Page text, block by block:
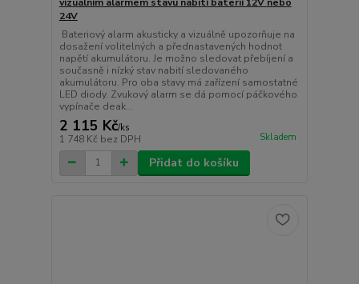
24V
Bateriový alarm akusticky a vizuálně upozorňuje na
dosažení volitelných a přednastavených hodnot
napětí akumulátoru. Je možno sledovat přebíjení a
současně i nízký stav nabití sledovaného
akumulátoru. Pro oba stavy má zařízení samostatné
LED diody. Zvukový alarm se dá pomocí páčkového
vypínače deak...
2 115 Kč/ks
1 748 Kč bez DPH Skladem
Přidat do košíku